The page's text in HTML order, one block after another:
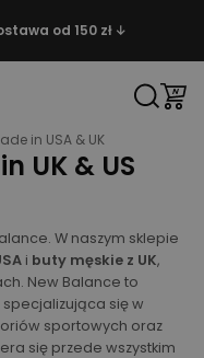
od 150 zł ↓
in USA & UK
UK & US
W naszym sklepie
i buty męskie z UK,
New Balance to
się w
sportowych oraz
się przede wszystkim